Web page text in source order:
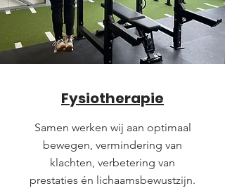
Fysiotherapie
Samen werken wij aan optimaal
bewegen, vermindering van
klachten, verbetering van
prestaties én lichaamsbewustzijn.